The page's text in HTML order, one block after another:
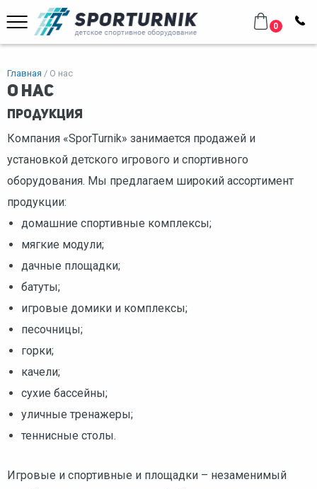
0
Главная О нас
О нас
Продукция
Компания «SporTurnik» занимается продажей и
установкой детского игрового и спортивного
оборудования. Мы предлагаем широкий ассортимент
продукции:
домашние спортивные комплексы;
мягкие модули;
дачные площадки;
батуты;
игровые домики и комплексы;
песочницы;
горки;
качели;
сухие бассейны;
уличные тренажеры;
теннисные столы.
Игровые и спортивные и площадки – незаменимый